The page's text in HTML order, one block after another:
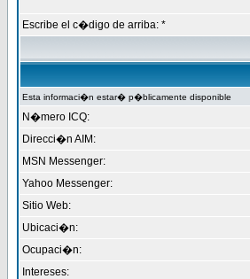
Escribe el c�digo de arriba: *
Esta informaci�n estar� p�blicamente disponible
N�mero ICQ:
Direcci�n AIM:
MSN Messenger:
Yahoo Messenger:
Sitio Web:
Ubicaci�n:
Ocupaci�n:
Intereses: